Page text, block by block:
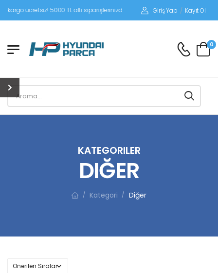
5000 TL altı siparişlerinizde siparişleriniz alıcı ödemeli gönderilir.
Giriş Yap / Kayıt Ol
0
KATEGORILER
DIĞER
/ Kategori / Diğer